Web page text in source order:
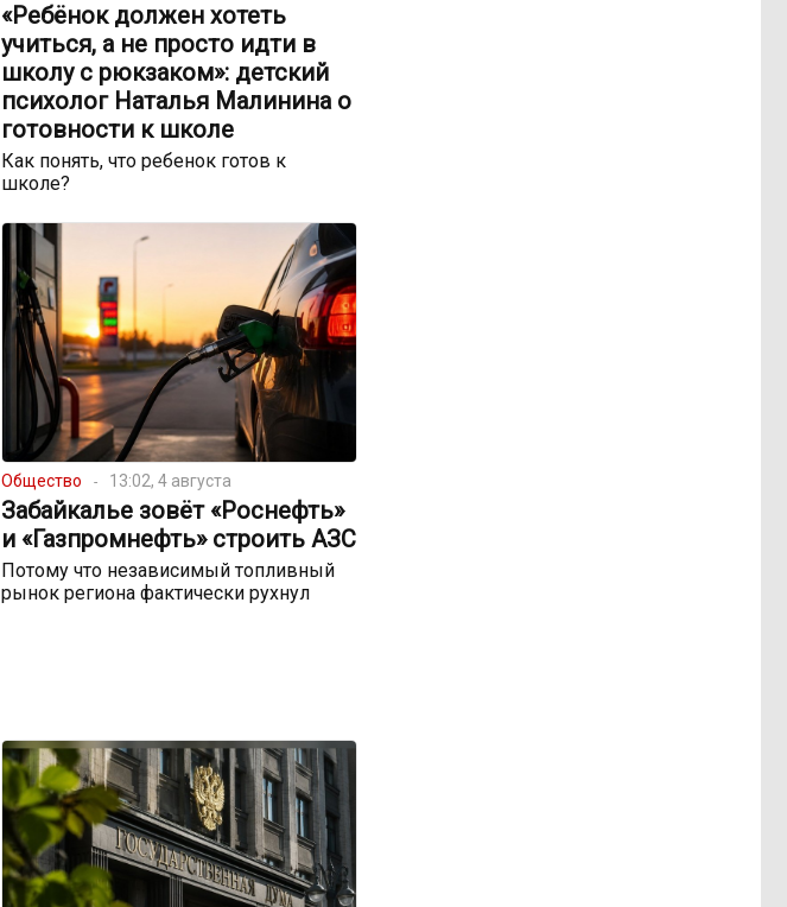
«Ребёнок должен хотеть
учиться, а не просто идти в
школу с рюкзаком»: детский
психолог Наталья Малинина о
готовности к школе
Как понять, что ребенок готов к
школе?
Общество 13:02, 4 августа
Забайкалье зовёт «Роснефть»
и «Газпромнефть» строить АЗС
Потому что независимый топливный
рынок региона фактически рухнул